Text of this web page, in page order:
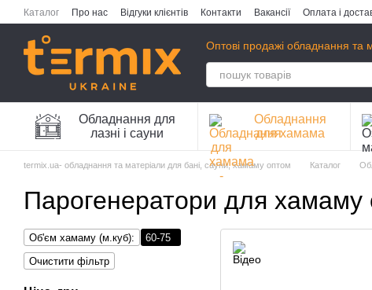
Перейти до основного контенту
Каталог Про нас Відгуки клієнтів Контакти Вакансії Оплата і
Оптові продажі обладнання та
Обладнання для
лазні і сауни
Обладнання
для хамама
termix.ua- обладнання та матеріали для бані, сауни, хамаму оптом Каталог
Парогенератори для хамаму
Об'єм хамаму (м.куб):
60-75
Очистити фільтр